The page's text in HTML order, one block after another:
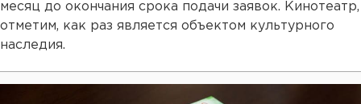
месяц до окончания срока подачи заявок. Кинотеатр,
отметим, как раз является объектом культурного
наследия.